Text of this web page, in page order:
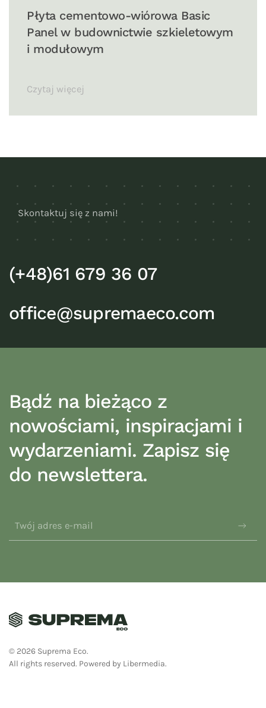
Płyta cementowo-wiórowa Basic
Panel w budownictwie szkieletowym
i modułowym
Czytaj więcej
Skontaktuj się z nami!
(+48)61 679 36 07
office@supremaeco.com
Bądź na bieżąco z
nowościami, inspiracjami i
wydarzeniami. Zapisz się
do newslettera.
© 2026 Suprema Eco.
All rights reserved. Powered by Libermedia.